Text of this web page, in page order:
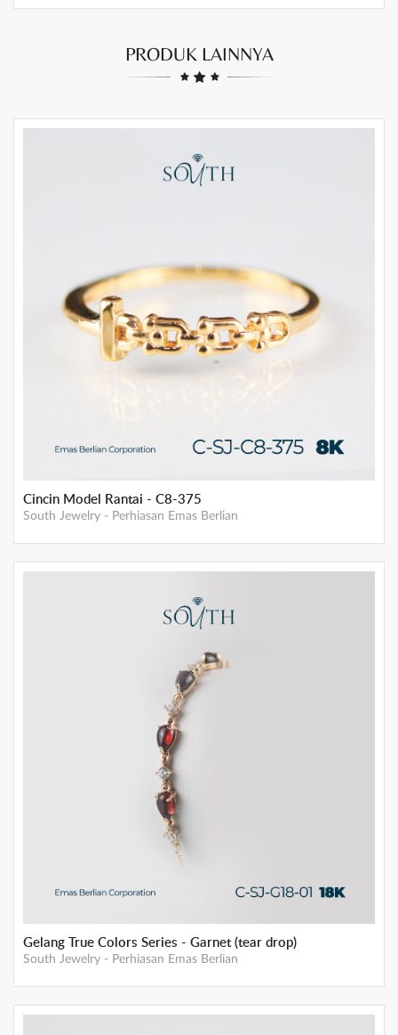
PRODUK LAINNYA
Cincin Model Rantai - C8-375
South Jewelry - Perhiasan Emas Berlian
Gelang True Colors Series - Garnet (tear drop)
South Jewelry - Perhiasan Emas Berlian